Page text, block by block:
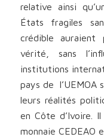
relative ainsi
États fragiles
crédible auraient
vérité, sans
institutions
pays de l’UEMOA
leurs réalités
en Côte d’Ivoire.
monnaie CEDEAO